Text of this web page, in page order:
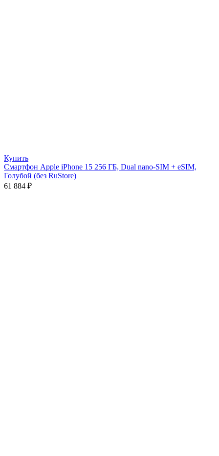
Купить
Смартфон Apple iPhone 15 256 ГБ, Dual nano-SIM + eSIM,
Голубой (без RuStore)
61 884 ₽